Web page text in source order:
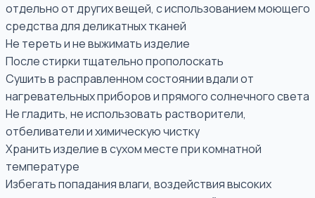
отдельно от других вещей, с использованием моющего
средства для деликатных тканей
Не тереть и не выжимать изделие
После стирки тщательно прополоскать
Сушить в расправленном состоянии вдали от
нагревательных приборов и прямого солнечного света
Не гладить, не использовать растворители,
отбеливатели и химическую чистку
Хранить изделие в сухом месте при комнатной
температуре
Избегать попадания влаги, воздействия высоких